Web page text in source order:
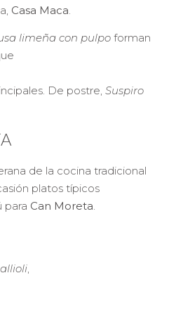
Casa Maca
limeña con pulpo forman
De postre, Suspiro
de la cocina tradicional
platos típicos
para Can Moreta
,